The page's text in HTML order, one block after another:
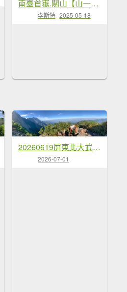
南臺首嶽.關山【山一直都在 所以安全才最重要】
李斯特 2025-05-18
20260619屏東北大武山(第9刷)
2026-07-01